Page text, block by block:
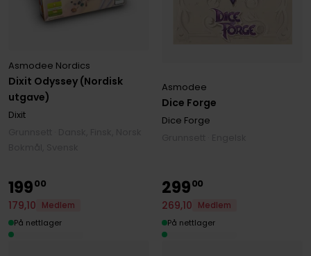
Dixit Odyssey (Nordisk
utgave)
Asmodee Nordics
Dixit
Dice Forge
Asmodee
Dice Forge
19900
179,10
Medlem
På nettlager
29900
269,10
Medlem
På nettlager